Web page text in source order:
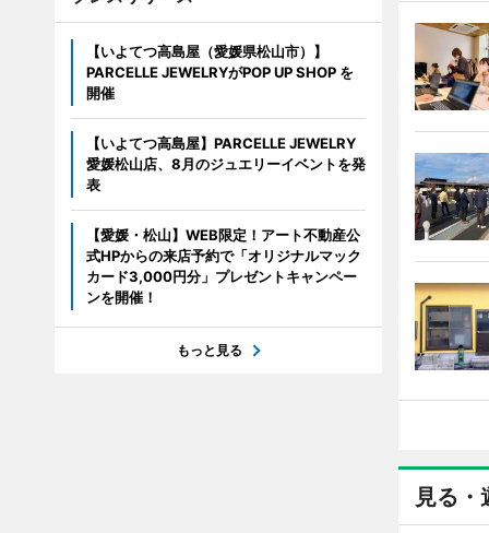
見る・
【いよてつ高島屋（愛媛県松山市）】
PARCELLE JEWELRYがPOP UP SHOP を
開催
【いよてつ高島屋】PARCELLE JEWELRY
愛媛松山店、8月のジュエリーイベントを発
表
【愛媛・松山】WEB限定！アート不動産公
式HPからの来店予約で「オリジナルマック
カード3,000円分」プレゼントキャンペー
ンを開催！
もっと見る